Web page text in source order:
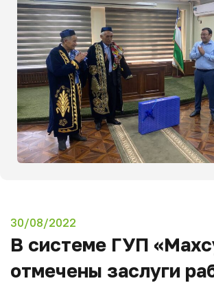
30/08/2022
В системе ГУП
отмечены заслуги